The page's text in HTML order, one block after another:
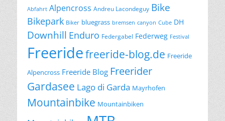
Abfahrt Alpencross Andreu Lacondeguy Bike
Bikepark Biker bluegrass bremsen canyon Cube DH
Downhill Enduro Federgabel Federweg Festival
Freeridefreeride-blog.de Freeride
Alpencross Freeride Blog Freerider
Gardasee Lago di Garda Mayrhofen
Mountainbike Mountainbiken